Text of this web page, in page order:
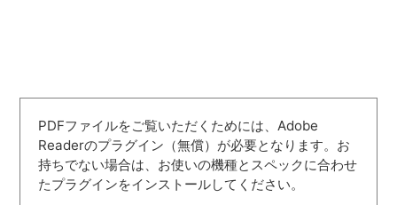
PDFファイルをご覧いただくためには、Adobe
Readerのプラグイン（無償）が必要となります。お
持ちでない場合は、お使いの機種とスペックに合わせ
たプラグインをインストールしてください。